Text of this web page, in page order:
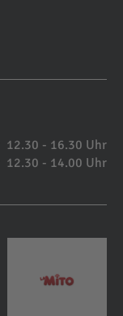
12.30 - 16.30 Uhr
12.30 - 14.00 Uhr